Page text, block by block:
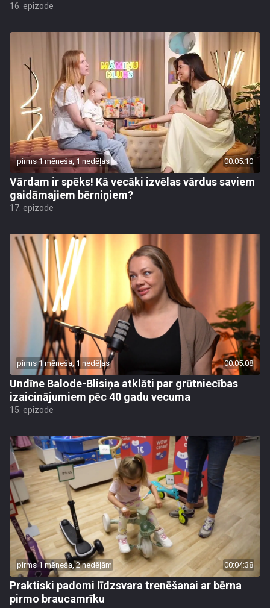
16. epizode
pirms 1 mēneša, 1 nedēļas 00:05:10
Vārdam ir spēks! Kā vecāki izvēlas vārdus saviem
gaidāmajiem bērniņiem?
17. epizode
pirms 1 mēneša, 1 nedēļas 00:05:08
Undīne Balode-Blisiņa atklāti par grūtniecības
izaicinājumiem pēc 40 gadu vecuma
15. epizode
pirms 1 mēneša, 2 nedēļām 00:04:38
Praktiski padomi līdzsvara trenēšanai ar bērna
pirmo braucamrīku